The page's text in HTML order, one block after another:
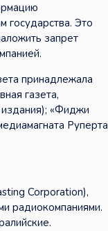
государства. Это
запрет
принадлежала
газета,
«Фиджи
Руперта
Corporation),
радиокомпаниями.